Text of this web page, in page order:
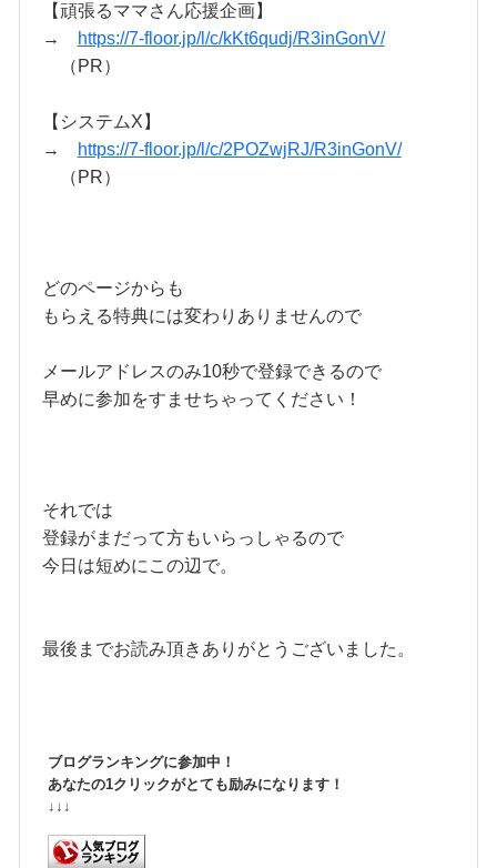
【頑張るママさん応援企画】
→
https://7-floor.jp/l/c/kKt6qudj/R3inGonV/
（PR）
【システムX】
→
https://7-floor.jp/l/c/2POZwjRJ/R3inGonV/
（PR）
どのページからも
もらえる特典には変わりありませんので
メールアドレスのみ10秒で登録できるので
早めに参加をすませちゃってください！
それでは
登録がまだって方もいらっしゃるので
今日は短めにこの辺で。
最後までお読み頂きありがとうございました。
ブログランキングに参加中！
あなたの1クリックがとても励みになります！
↓↓↓